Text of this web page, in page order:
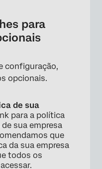
para
configuração,
opcionais.
de sua
para a política
sua empresa
que
da sua empresa
todos os